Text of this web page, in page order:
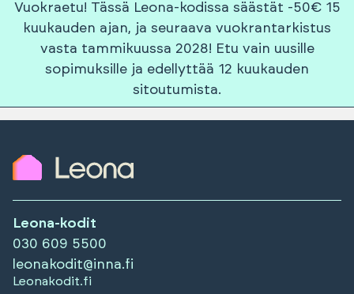
Vuokraetu! Tässä Leona-kodissa säästät -50€ 15
kuukauden ajan, ja seuraava vuokrantarkistus
vasta tammikuussa 2028! Etu vain uusille
sopimuksille ja edellyttää 12 kuukauden
sitoutumista.
Leona-kodit
030 609 5500
leonakodit@inna.fi
Leonakodit.fi